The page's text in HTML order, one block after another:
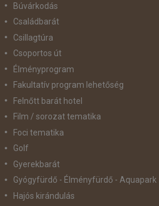
Búvárkodás
Családbarát
Csillagtúra
Csoportos út
Élményprogram
Fakultatív program lehetőség
Felnőtt barát hotel
Film / sorozat tematika
Foci tematika
Golf
Gyerekbarát
Gyógyfürdő - Élményfürdő - Aquapark
Hajós kirándulás